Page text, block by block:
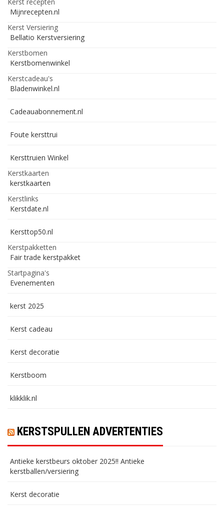
Mijnrecepten.nl
Kerst Versiering
Bellatio Kerstversiering
Kerstbomen
Kerstbomenwinkel
Kerstcadeau's
Bladenwinkel.nl
Cadeauabonnement.nl
Foute kersttrui
Kersttruien Winkel
Kerstkaarten
kerstkaarten
Kerstlinks
Kerstdate.nl
Kersttop50.nl
Kerstpakketten
Fair trade kerstpakket
Startpagina's
Evenementen
kerst 2025
Kerst cadeau
Kerst decoratie
Kerstboom
klikklik.nl
KERSTSPULLEN ADVERTENTIES
Antieke kerstbeurs oktober 2025!! Antieke
kerstballen/versiering
Kerst decoratie